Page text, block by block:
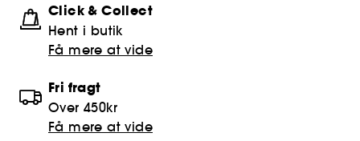
Click & Collect
Hent i butik
Få mere at vide
Fri fragt
Over 450kr
Få mere at vide